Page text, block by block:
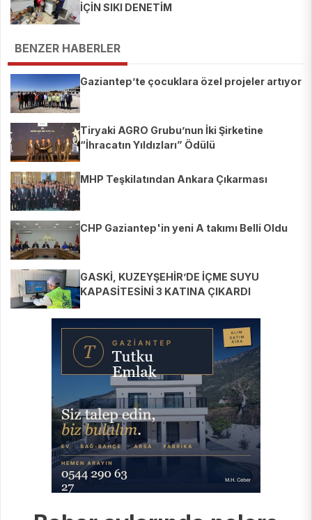
İÇİN SIKI DENETİM
BENZER HABERLER
Gaziantep’te çocuklara özel projeler artıyor
Tiryaki AGRO Grubu’nun İki Şirketine
“İhracatın Yıldızları” Ödülü
MHP Teşkilatından Ankara Çıkarması
CHP Gaziantep'in yeni A takımı Belli Oldu
GASKİ, KUZEYŞEHİR’DE İÇME SUYU
KAPASİTESİNİ 3 KATINA ÇIKARDI